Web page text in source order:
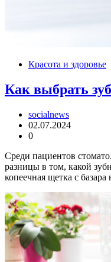
Красота и здоровье
Как выбрать
socialnews
02.07.2024
0
Среди пациентов
разницы в том, какой
копеечная щетка с